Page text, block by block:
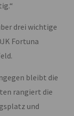
drei wichtige
Fortuna
bleibt die
rangiert die
und